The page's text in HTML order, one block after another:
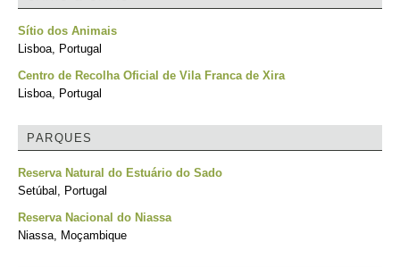
Sítio dos Animais
Lisboa, Portugal
Centro de Recolha Oficial de Vila Franca de Xira
Lisboa, Portugal
PARQUES
Reserva Natural do Estuário do Sado
Setúbal, Portugal
Reserva Nacional do Niassa
Niassa, Moçambique